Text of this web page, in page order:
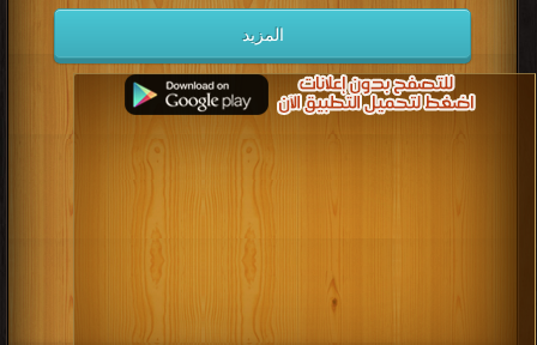
المزيد